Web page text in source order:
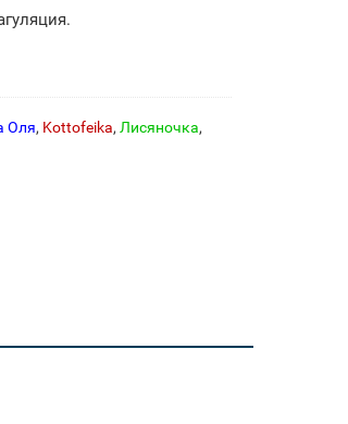
Оля, Kottofeika, Лисяночка,